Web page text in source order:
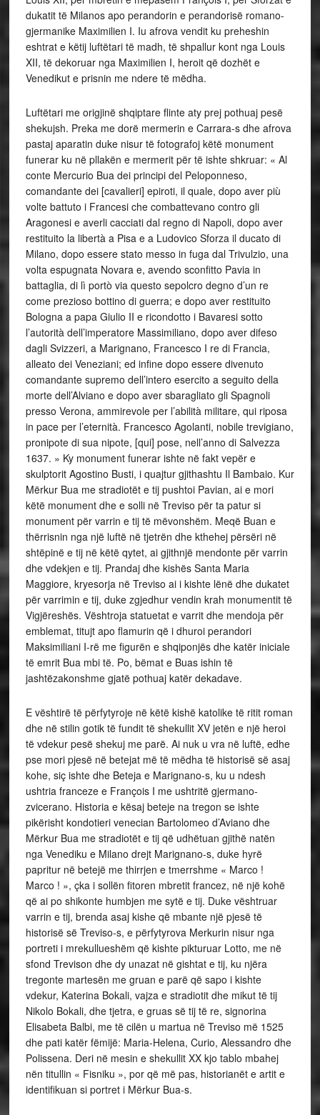
dukatit të Milanos apo perandorin e perandorisë romano-
gjermanike Maximilien I. Iu afrova vendit ku preheshin
eshtrat e këtij luftëtari të madh, të shpallur kont nga Louis
XII, të dekoruar nga Maximilien I, heroit që dozhët e
Venedikut e prisnin me ndere të mëdha.
Luftëtari me origjinë shqiptare flinte aty prej pothuaj pesë
shekujsh. Preka me dorë mermerin e Carrara-s dhe afrova
pastaj aparatin duke nisur të fotografoj këtë monument
funerar ku në pllakën e mermerit për të ishte shkruar: « Al
conte Mercurio Bua dei principi del Peloponneso,
comandante dei [cavalieri] epiroti, il quale, dopo aver più
volte battuto i Francesi che combattevano contro gli
Aragonesi e averli cacciati dal regno di Napoli, dopo aver
restituito la libertà a Pisa e a Ludovico Sforza il ducato di
Milano, dopo essere stato messo in fuga dal Trivulzio, una
volta espugnata Novara e, avendo sconfitto Pavia in
battaglia, di lì portò via questo sepolcro degno d’un re
come prezioso bottino di guerra; e dopo aver restituito
Bologna a papa Giulio II e ricondotto i Bavaresi sotto
l’autorità dell’imperatore Massimiliano, dopo aver difeso
dagli Svizzeri, a Marignano, Francesco I re di Francia,
alleato dei Veneziani; ed infine dopo essere divenuto
comandante supremo dell’intero esercito a seguito della
morte dell’Alviano e dopo aver sbaragliato gli Spagnoli
presso Verona, ammirevole per l’abilità militare, qui riposa
in pace per l’eternità. Francesco Agolanti, nobile trevigiano,
pronipote di sua nipote, [qui] pose, nell’anno di Salvezza
1637. » Ky monument funerar ishte në fakt vepër e
skulptorit Agostino Busti, i quajtur gjithashtu Il Bambaio. Kur
Mërkur Bua me stradiotët e tij pushtoi Pavian, ai e mori
këtë monument dhe e solli në Treviso për ta patur si
monument për varrin e tij të mëvonshëm. Meqë Buan e
thërrisnin nga një luftë në tjetrën dhe kthehej përsëri në
shtëpinë e tij në këtë qytet, ai gjithnjë mendonte për varrin
dhe vdekjen e tij. Prandaj dhe kishës Santa Maria
Maggiore, kryesorja në Treviso ai i kishte lënë dhe dukatet
për varrimin e tij, duke zgjedhur vendin krah monumentit të
Vigjëreshës. Vështroja statuetat e varrit dhe mendoja për
emblemat, titujt apo flamurin që i dhuroi perandori
Maksimiliani I-rë me figurën e shqiponjës dhe katër iniciale
të emrit Bua mbi të. Po, bëmat e Buas ishin të
jashtëzakonshme gjatë pothuaj katër dekadave.
E vështirë të përfytyroje në këtë kishë katolike të ritit roman
dhe në stilin gotik të fundit të shekullit XV jetën e një heroi
të vdekur pesë shekuj me parë. Ai nuk u vra në luftë, edhe
pse mori pjesë në betejat më të mëdha të historisë së asaj
kohe, siç ishte dhe Beteja e Marignano-s, ku u ndesh
ushtria franceze e François I me ushtritë gjermano-
zvicerano. Historia e kësaj beteje na tregon se ishte
pikërisht kondotieri venecian Bartolomeo d’Aviano dhe
Mërkur Bua me stradiotët e tij që udhëtuan gjithë natën
nga Venediku e Milano drejt Marignano-s, duke hyrë
papritur në betejë me thirrjen e tmerrshme « Marco !
Marco ! », çka i sollën fitoren mbretit francez, në një kohë
që ai po shikonte humbjen me sytë e tij. Duke vështruar
varrin e tij, brenda asaj kishe që mbante një pjesë të
historisë së Treviso-s, e përfytyrova Merkurin nisur nga
portreti i mrekullueshëm që kishte pikturuar Lotto, me në
sfond Trevison dhe dy unazat në gishtat e tij, ku njëra
tregonte martesën me gruan e parë që sapo i kishte
vdekur, Katerina Bokali, vajza e stradiotit dhe mikut të tij
Nikolo Bokali, dhe tjetra, e gruas së tij të re, signorina
Elisabeta Balbi, me të cilën u martua në Treviso më 1525
dhe pati katër fëmijë: Maria-Helena, Curio, Alessandro dhe
Polissena. Deri në mesin e shekullit XX kjo tablo mbahej
nën titullin « Fisniku », por që më pas, historianët e artit e
identifikuan si portret i Mërkur Bua-s.